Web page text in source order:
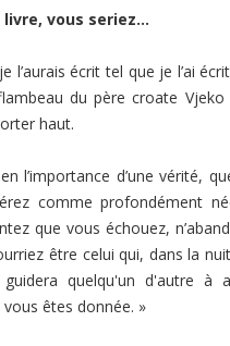
livre, vous seriez…
l’aurais écrit tel que je l’ai
du père croate Vjeko
haut.
l’importance d’une vérité,
comme profondément
que vous échouez,
être celui qui, dans la
quelqu'un d'autre à
êtes donnée. »